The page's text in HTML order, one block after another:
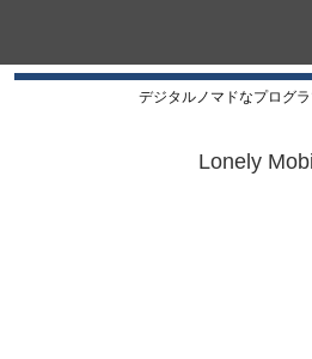
デジタルノマドなプログ
Lonely